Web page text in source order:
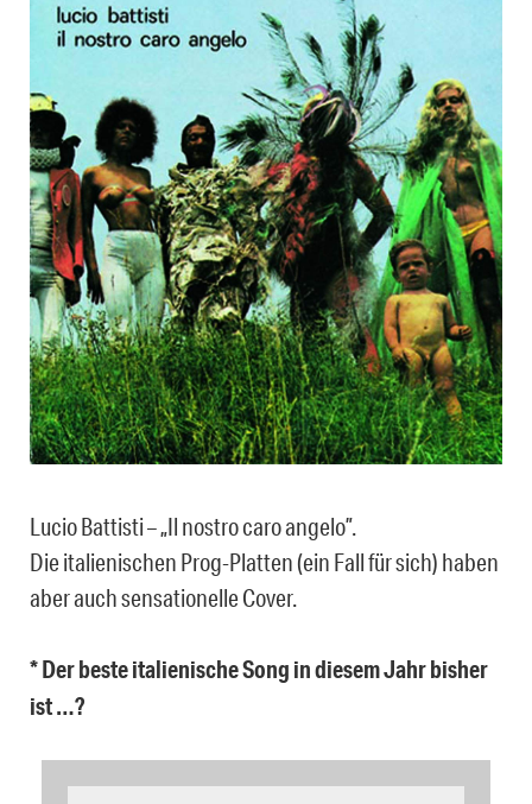
Lucio Battisti – „Il nostro caro angelo”.
Die italienischen Prog-Platten (ein Fall für sich) haben
aber auch sensationelle Cover.
* Der beste italienische Song in diesem Jahr bisher
ist …?